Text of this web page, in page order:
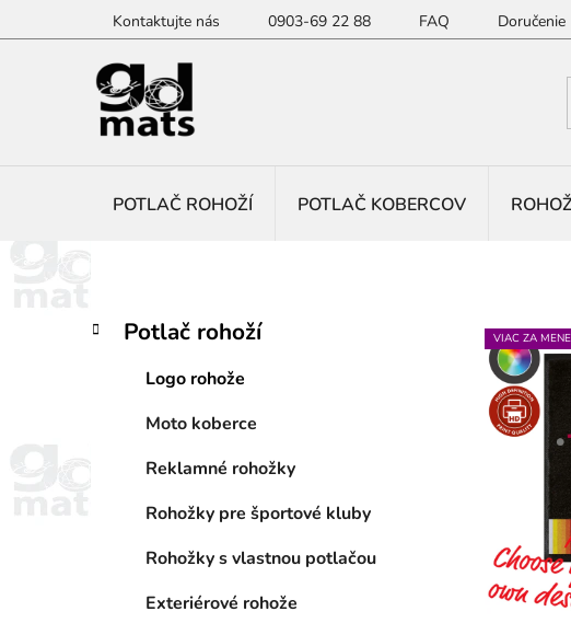
na
Kontaktujte nás 0903-69 22 88 FAQ Doručenie
POTLAČ ROHOŽÍ POTLAČ KOBERCOV
BPreskočiť
kategórie
K
a
Potlač rohoží
Logo rohože
Moto koberce
Reklamné rohožky
Rohožky pre športové kluby
Rohožky s vlastnou potlačou
Exteriérové rohože
VIAC ZA